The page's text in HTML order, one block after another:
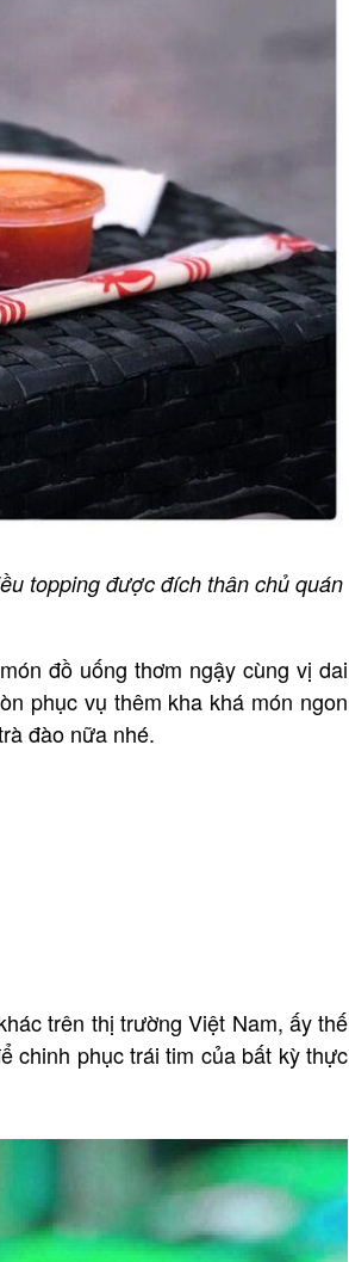
topping được đích thân chủ quán
đồ uống thơm ngậy cùng vị dai
phục vụ thêm kha khá món ngon
đào nữa nhé.
trên thị trường Việt Nam, ấy thế
chinh phục trái tim của bất kỳ thực